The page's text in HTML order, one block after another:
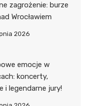
zagrożenie: burze
Wrocławiem
2026
emocje w
koncerty,
i legendarne jury!